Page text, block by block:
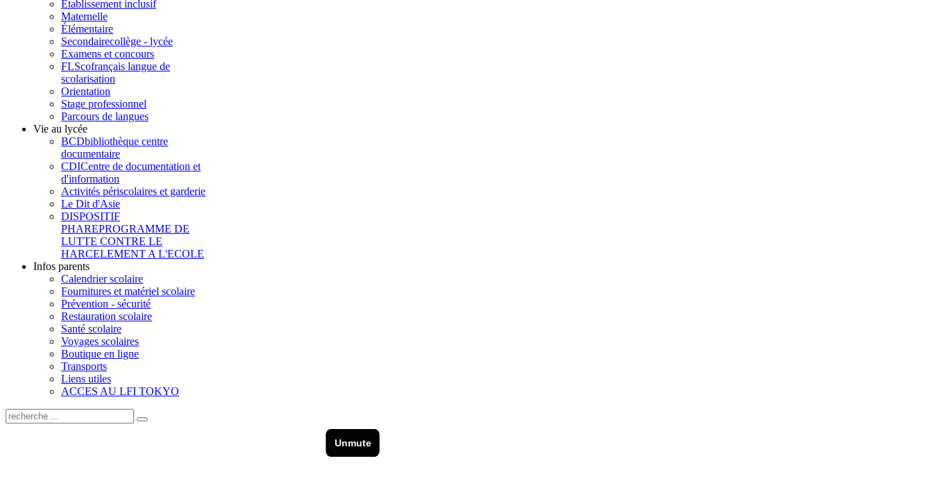
Etablissement inclusif
Maternelle
Élémentaire
Secondairecollège - lycée
Examens et concours
FLScofrançais langue de
scolarisation
Orientation
Stage professionnel
Parcours de langues
Vie au lycée
BCDbibliothèque centre
documentaire
CDICentre de documentation et
d'information
Activités périscolaires et garderie
Le Dit d'Asie
DISPOSITIF
PHAREPROGRAMME DE
LUTTE CONTRE LE
HARCELEMENT A L'ECOLE
Infos parents
Calendrier scolaire
Fournitures et matériel scolaire
Prévention - sécurité
Restauration scolaire
Santé scolaire
Voyages scolaires
Boutique en ligne
Transports
Liens utiles
ACCES AU LFI TOKYO